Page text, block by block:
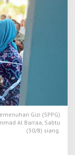
Gizi (SPPG)
Al Barraa, Sabtu
(30/8) siang.